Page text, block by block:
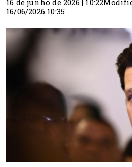
16/06/2026 10:35